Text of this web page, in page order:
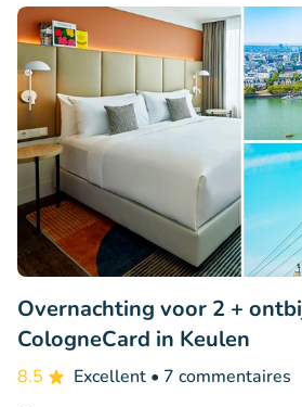
Overnachting voor 2 +
CologneCard in Keulen
8.5 Excellent • 7 commentaires